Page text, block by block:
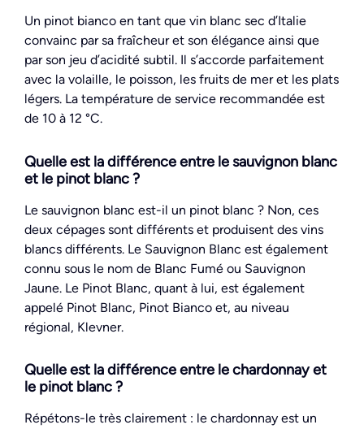
Un pinot bianco en tant que vin blanc sec d’Italie
convainc par sa fraîcheur et son élégance ainsi que
par son jeu d’acidité subtil. Il s’accorde parfaitement
avec la volaille, le poisson, les fruits de mer et les plats
légers. La température de service recommandée est
de 10 à 12 °C.
Quelle est la différence entre le sauvignon blanc
et le pinot blanc ?
Le sauvignon blanc est-il un pinot blanc ? Non, ces
deux cépages sont différents et produisent des vins
blancs différents. Le Sauvignon Blanc est également
connu sous le nom de Blanc Fumé ou Sauvignon
Jaune. Le Pinot Blanc, quant à lui, est également
appelé Pinot Blanc, Pinot Bianco et, au niveau
régional, Klevner.
Quelle est la différence entre le chardonnay et
le pinot blanc ?
Répétons-le très clairement : le chardonnay est un